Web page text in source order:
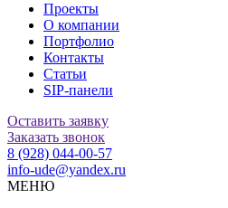
Проекты
О компании
Портфолио
Контакты
Статьи
SIP-панели
Оставить заявку
Заказать звонок
8 (928) 044-00-57
info-ude@yandex.ru
МЕНЮ